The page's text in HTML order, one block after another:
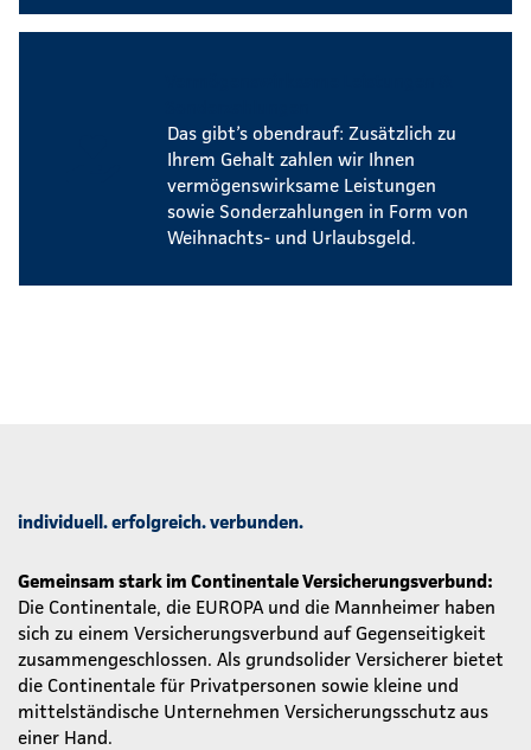
Das gibt’s obendrauf: Zusätzlich zu
Ihrem Gehalt zahlen wir Ihnen
vermögenswirksame Leistungen
sowie Sonderzahlungen in Form von
Weihnachts- und Urlaubsgeld.
individuell. erfolgreich. verbunden.
Gemeinsam stark im Continentale Versicherungsverbund:
Die Continentale, die EUROPA und die Mannheimer haben
sich zu einem Versicherungsverbund auf Gegenseitigkeit
zusammengeschlossen. Als grundsolider Versicherer bietet
die Continentale für Privatpersonen sowie kleine und
mittelständische Unternehmen Versicherungsschutz aus
einer Hand.